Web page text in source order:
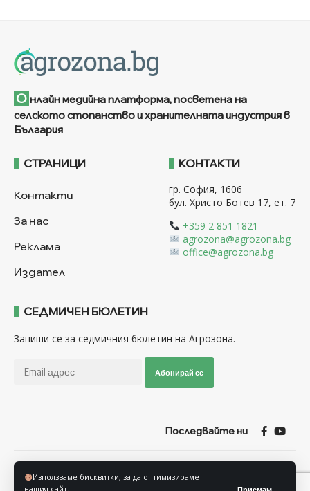
Използваме бисквитки, за да оптимизираме
нашия сайт.
О нлайн медийна платформа, посветена на
селското стопанство и хранителната индустрия в
България
СТРАНИЦИ
Контакти
За нас
Реклама
Издател
КОНТАКТИ
гр. София, 1606
бул. Христо Ботев 17, ет. 7
+359 2 851 1821
agrozona@agrozona.bg
office@agrozona.bg
СЕДМИЧЕН БЮЛЕТИН
Запиши се за седмичния бюлетин на Агрозона.
Абонирай се
Последвайте ни
Политика за защита на личните данни